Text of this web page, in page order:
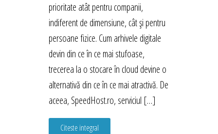
prioritate atât pentru companii,
indiferent de dimensiune, cât și pentru
persoane fizice. Cum arhivele digitale
devin din ce în ce mai stufoase,
trecerea la o stocare în cloud devine o
alternativă din ce în ce mai atractivă. De
aceea, SpeedHost.ro, serviciul […]
Citeste integral